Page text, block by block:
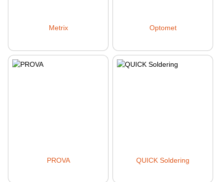
Metrix Optomet
PROVA QUICK Soldering